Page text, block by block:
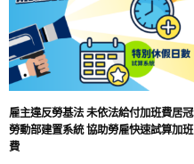
雇主違反勞基法 未依法給付加班費居冠
勞動部建置系統 協助勞雇快速試算加班
費